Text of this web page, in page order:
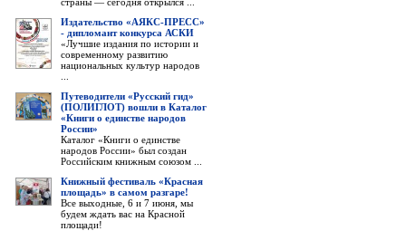
Издательство «АЯКС-ПРЕСС»
- дипломант конкурса АСКИ
«Лучшие издания по истории и
современному развитию
национальных культур народов
Путеводители «Русский гид»
(ПОЛИГЛОТ) вошли в Каталог
«Книги о единстве народов
России»
Каталог «Книги о единстве
народов России» был создан
Российским книжным союзом ...
Книжный фестиваль «Красная
площадь» в самом разгаре!
Все выходные, 6 и 7 июня, мы
будем ждать вас на Красной
площади!